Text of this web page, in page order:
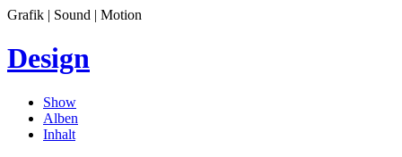
Grafik | Sound | Motion
Design
Show
Alben
Inhalt